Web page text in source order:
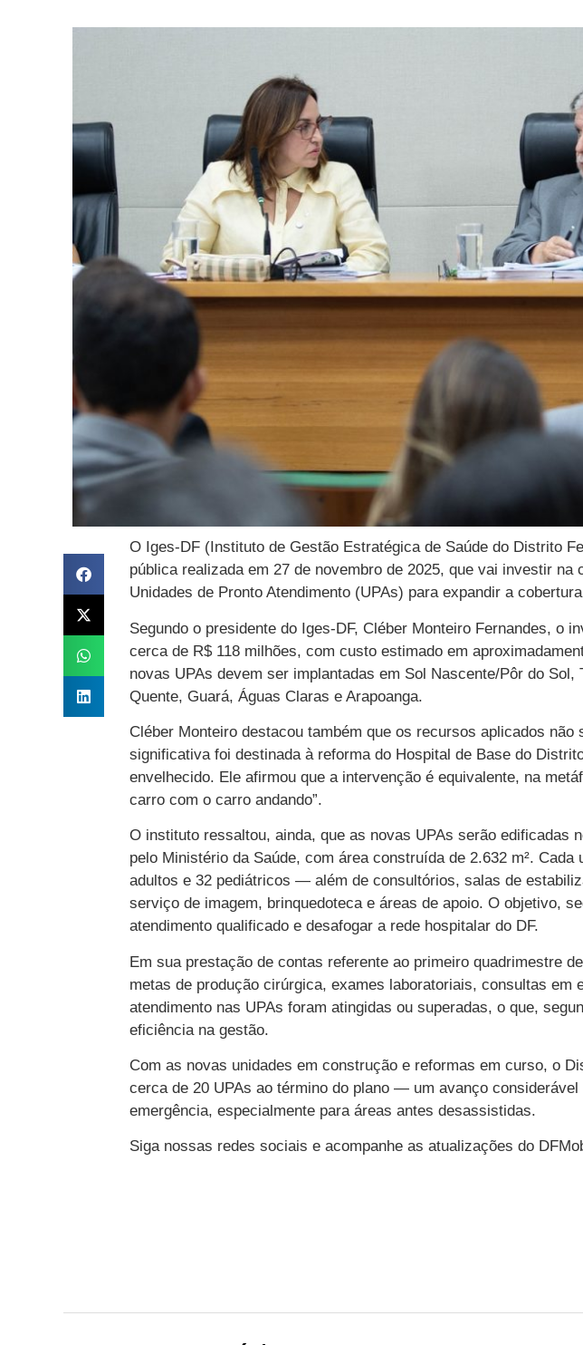
O Iges-DF (Instituto de Gestão Estratégica de Saúde do Distrito
pública realizada em 27 de novembro de 2025, que vai investir na
Unidades de Pronto Atendimento (UPAs) para expandir a
Segundo o presidente do Iges-DF, Cléber Monteiro Fernandes, o
cerca de R$ 118 milhões, com custo estimado em
novas UPAs devem ser implantadas em Sol Nascente/Pôr do Sol,
Quente, Guará, Águas Claras e Arapoanga.
Cléber Monteiro destacou também que os recursos aplicados não
significativa foi destinada à reforma do Hospital de Base do
envelhecido. Ele afirmou que a intervenção é equivalente, na
carro com o carro andando”.
O instituto ressaltou, ainda, que as novas UPAs serão edificadas
pelo Ministério da Saúde, com área construída de 2.632 m².
adultos e 32 pediátricos — além de consultórios, salas de
serviço de imagem, brinquedoteca e áreas de apoio. O objetivo,
atendimento qualificado e desafogar a rede hospitalar do DF.
Em sua prestação de contas referente ao primeiro quadrimestre
metas de produção cirúrgica, exames laboratoriais, consultas em
atendimento nas UPAs foram atingidas ou superadas, o que,
eficiência na gestão.
Com as novas unidades em construção e reformas em curso, o
cerca de 20 UPAs ao término do plano — um avanço
emergência, especialmente para áreas antes desassistidas.
Siga nossas redes sociais e acompanhe as atualizações do